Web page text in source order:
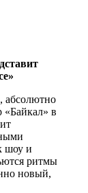
абсолютно
«Байкал» в
шоу и
ритмы
новый,